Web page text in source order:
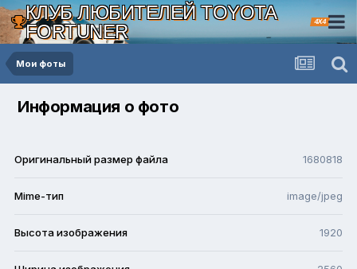
КЛУБ ЛЮБИТЕЛЕЙ TOYOTA
FORTUNER
4X4
Мои фоты
Информация о фото
Оригинальный размер файла 1680818
Mime-тип image/jpeg
Высота изображения 1920